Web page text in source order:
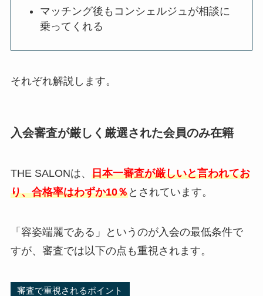
マッチング後もコンシェルジュが相談に
乗ってくれる
それぞれ解説します。
入会審査が厳しく厳選された会員のみ在籍
THE SALONは、 日本一審査が厳しいと言われてお
り、合格率はわずか10％とされています。
「容姿端麗である」というのが入会の最低条件で
すが、審査では以下の点も重視されます。
審査で重視されるポイント